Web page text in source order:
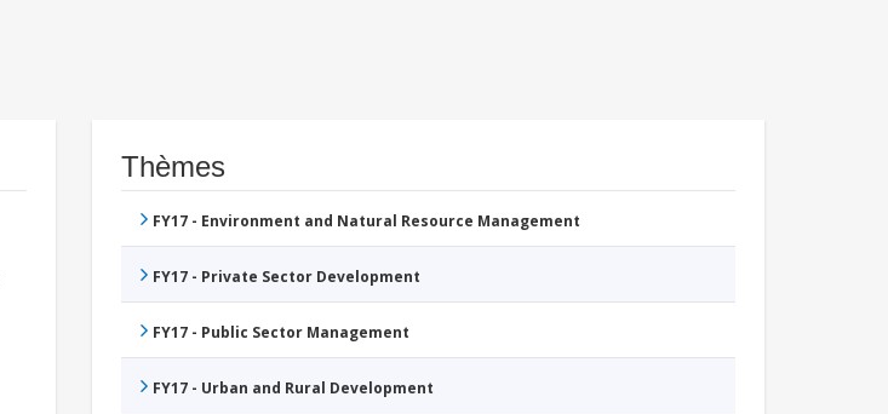
Thèmes
FY17 - Environment and Natural Resource Management
FY17 - Private Sector Development
FY17 - Public Sector Management
FY17 - Urban and Rural Development